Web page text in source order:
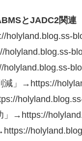
とJADC2関連
holyland.blog.ss-
holyland.blog.ss-
減」→https://
」→https://